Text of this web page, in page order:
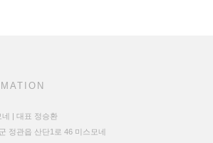
네 | 대표 정승환
정관읍 산단1로 46 미스모네